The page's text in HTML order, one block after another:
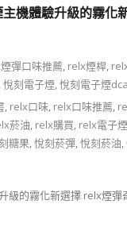
機體驗升級的霧化
彈口味推薦, relx煙桿,
,悅刻電子煙,悅刻電子煙
, relx口味, relx口味推薦,
菸油, relx購買, relx電子煙
糖果,悅刻菸彈,悅刻菸油,
級的霧化新選擇 relx煙